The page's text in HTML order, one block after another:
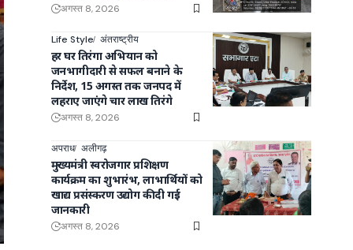
अगस्त 8, 2026
Life Style अंतराष्ट्रीय
हर घर तिरंगा अभियान को
जनभागीदारी से सफल बनाने के
निर्देश, 15 अगस्त तक जनपद में
लहराए जाएंगे चार लाख तिरंगे
अगस्त 8, 2026
अपराध अलीगढ़
मुख्यमंत्री स्वरोजगार प्रशिक्षण
कार्यक्रम का शुभारंभ, लाभार्थियों को
खाद्य प्रसंस्करण उद्योग की दी गई
जानकारी
अगस्त 8, 2026